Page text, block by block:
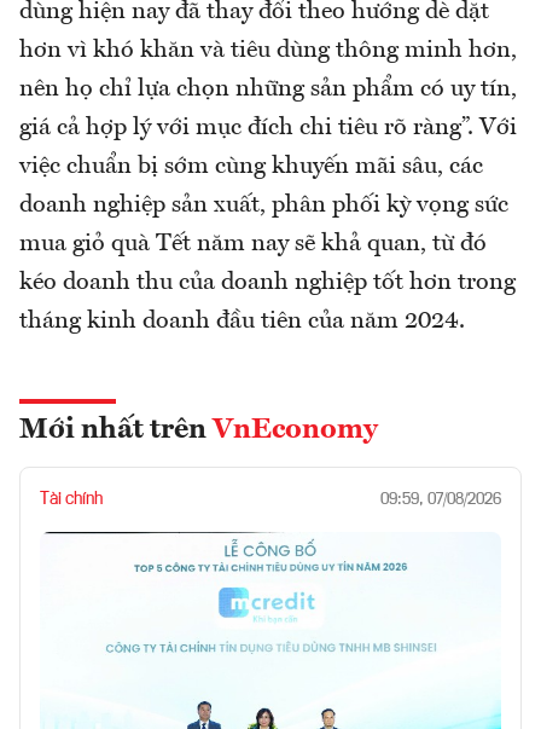
dùng hiện nay đã thay đổi theo hướng dè dặt
hơn vì khó khăn và tiêu dùng thông minh hơn,
nên họ chỉ lựa chọn những sản phẩm có uy tín,
giá cả hợp lý với mục đích chi tiêu rõ ràng”. Với
việc chuẩn bị sớm cùng khuyến mãi sâu, các
doanh nghiệp sản xuất, phân phối kỳ vọng sức
mua giỏ quà Tết năm nay sẽ khả quan, từ đó
kéo doanh thu của doanh nghiệp tốt hơn trong
tháng kinh doanh đầu tiên của năm 2024.
Mới nhất trên VnEconomy
Tài chính 09:59, 07/08/2026